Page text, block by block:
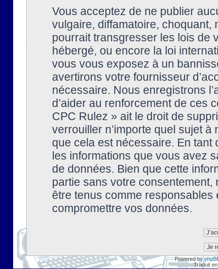
Vous acceptez de ne publier
vulgaire, diffamatoire, choquant,
pourrait transgresser les lois de
hébergé, ou encore la loi
vous vous exposez à un
avertirons votre fournisseur
nécessaire. Nous enregistrons
d’aider au renforcement de ces
CPC Rulez » ait le droit de
verrouiller n’importe quel sujet à
que cela est nécessaire. En tant
les informations que vous avez
de données. Bien que cette
partie sans votre
être tenus comme
compromettre vos données.
Powered by
Traduit